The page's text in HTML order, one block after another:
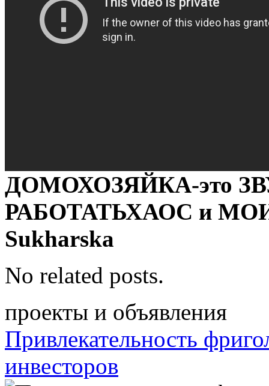
ДОМОХОЗЯЙКА-это
РАБОТАТЬХАОС и
Sukharska
No related posts.
проекты и объявления
Привлекательность
инвесторов